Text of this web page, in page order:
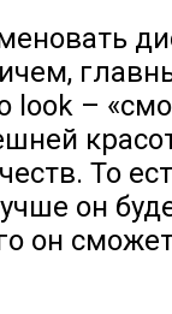
look –
То
он
он